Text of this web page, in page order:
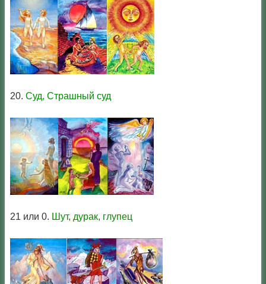
20. Суд, Страшный суд
21 или 0. Шут, дурак, глупец